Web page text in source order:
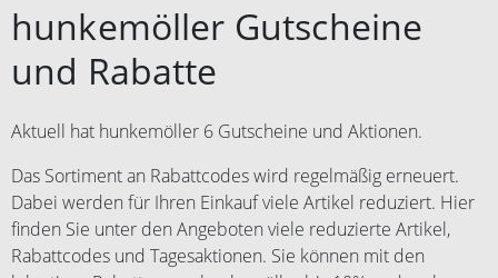
hunkemöller Gutscheine
und Rabatte
Aktuell hat hunkemöller 6 Gutscheine und Aktionen.
Das Sortiment an Rabattcodes wird regelmäßig erneuert.
Dabei werden für Ihren Einkauf viele Artikel reduziert. Hier
finden Sie unter den Angeboten viele reduzierte Artikel,
Rabattcodes und Tagesaktionen. Sie können mit den